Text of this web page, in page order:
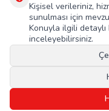
Kişisel verileriniz,
sunulması için
Konuyla ilgili detaylı
inceleyebilirsiniz.